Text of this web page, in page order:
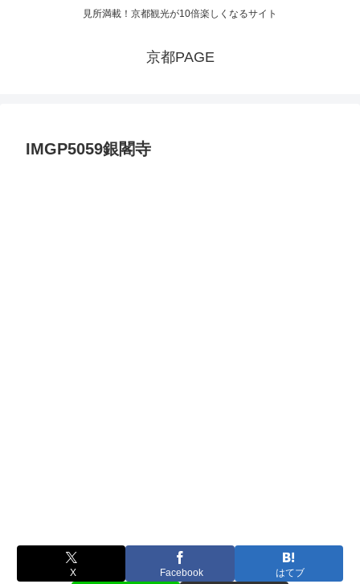
見所満載！京都観光が10倍楽しくなるサイト
京都PAGE
IMGP5059銀閣寺
X Facebook はてブ